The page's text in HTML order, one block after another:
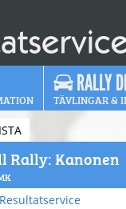
RALLY
TÄVLINGAR &
Rally: Kanonen
Resultatservice